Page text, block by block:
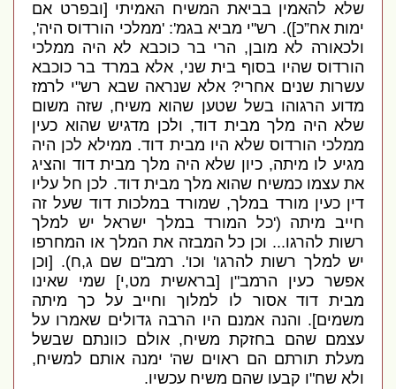
שלא להאמין בביאת המשיח האמיתי[ובפרט אם
ימות אח”כ]).רש"י מביא בגמ': 'ממלכי הורדוס היה',
ולכאורה לא מובן,הרי בר כוכבא לא היה ממלכי
הורדוס שהיו בסוף בית שני,אלא במרד בר כוכבא
עשרות שנים אחרי?אלא שנראה שבא רש"י לרמז
מדוע הרגוהו בשל שטען שהוא משיח,שזה משום
שלא היה מלך מבית דוד,ולכן מדגיש שהוא כעין
ממלכי הורדוס שלא היו מבית דוד.ממילא לכן היה
מגיע לו מיתה,כיון שלא היה מלך מבית דוד והציג
את עצמו כמשיח שהוא מלך מבית דוד.לכן חל עליו
דין כעין מורד במלך,שמורד במלכות דוד שעל זה
חייב מיתה(' כל המורד במלך ישראל יש למלך
רשות להרגו...וכן כל המבזה את המלך או המחרפו
יש למלך רשות להרגו'וכו'.רמב"ם שם ג ח). [ וכן
אפשר כעין הרמב"ן[ בראשית מט,י]שמי שאינו
מבית דוד אסור לו למלוך וחייב על כך מיתה
משמים].והנה אמנם היו הרבה גדולים שאמרו על
עצמם שהם בחזקת משיח,אולם כוונתם שבשל
מעלת תורתם הם ראוים שה'ימנה אותם למשיח,
ולא שח"ו קבעו שהם משיח עכשיו.